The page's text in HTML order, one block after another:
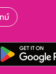
ม์